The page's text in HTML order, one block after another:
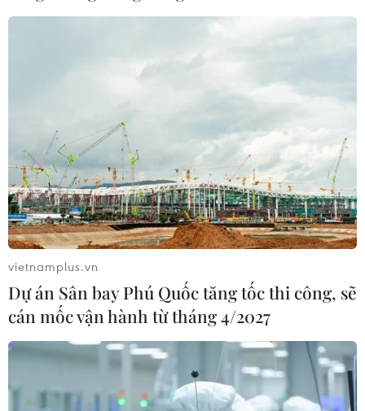
có thể bị loại
hóa di sản
07/08/2026 02:00
Lịch thi đấu ASEAN Cup 2026 ngày
7/8: Việt Nam hướng đến ngôi đầu
Hà Nội lần đầu tổ chức
Festival Võ thuật quốc tế tại Hoàng
Thành Thăng Long
06/08/2026 23:03
vietnamplus.vn
Dự án Sân bay Phú Quốc tăng tốc thi công, sẽ
cán mốc vận hành từ tháng 4/2027